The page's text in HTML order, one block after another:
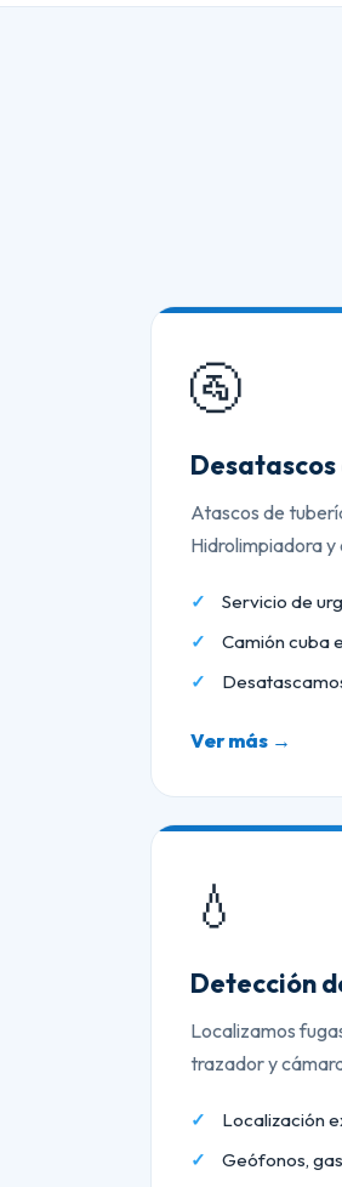
🚰
Atascos de
Hidrolimpiadora y
Servicio de
Camión cuba
Ver más →
💧
Detección
Localizamos
trazador y
Localización
Geófonos,